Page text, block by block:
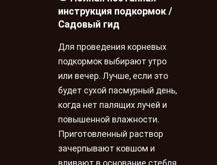
инструкция подкормок /
Садовый гид
Для проведения корневых
подкормок выбирают утро
или вечер. Лучше, если это
будет сухой пасмурный день,
когда нет палящих лучей и
повышенной влажности.
Приготовленный раствор
зачерпывают ковшом и
вливают в основание стебля